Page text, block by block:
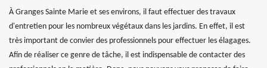
À Granges Sainte Marie et ses environs, il faut effectuer des travaux
d'entretien pour les nombreux végétaux dans les jardins. En effet, il est
très important de convier des professionnels pour effectuer les élagages.
Afin de réaliser ce genre de tâche, il est indispensable de contacter des